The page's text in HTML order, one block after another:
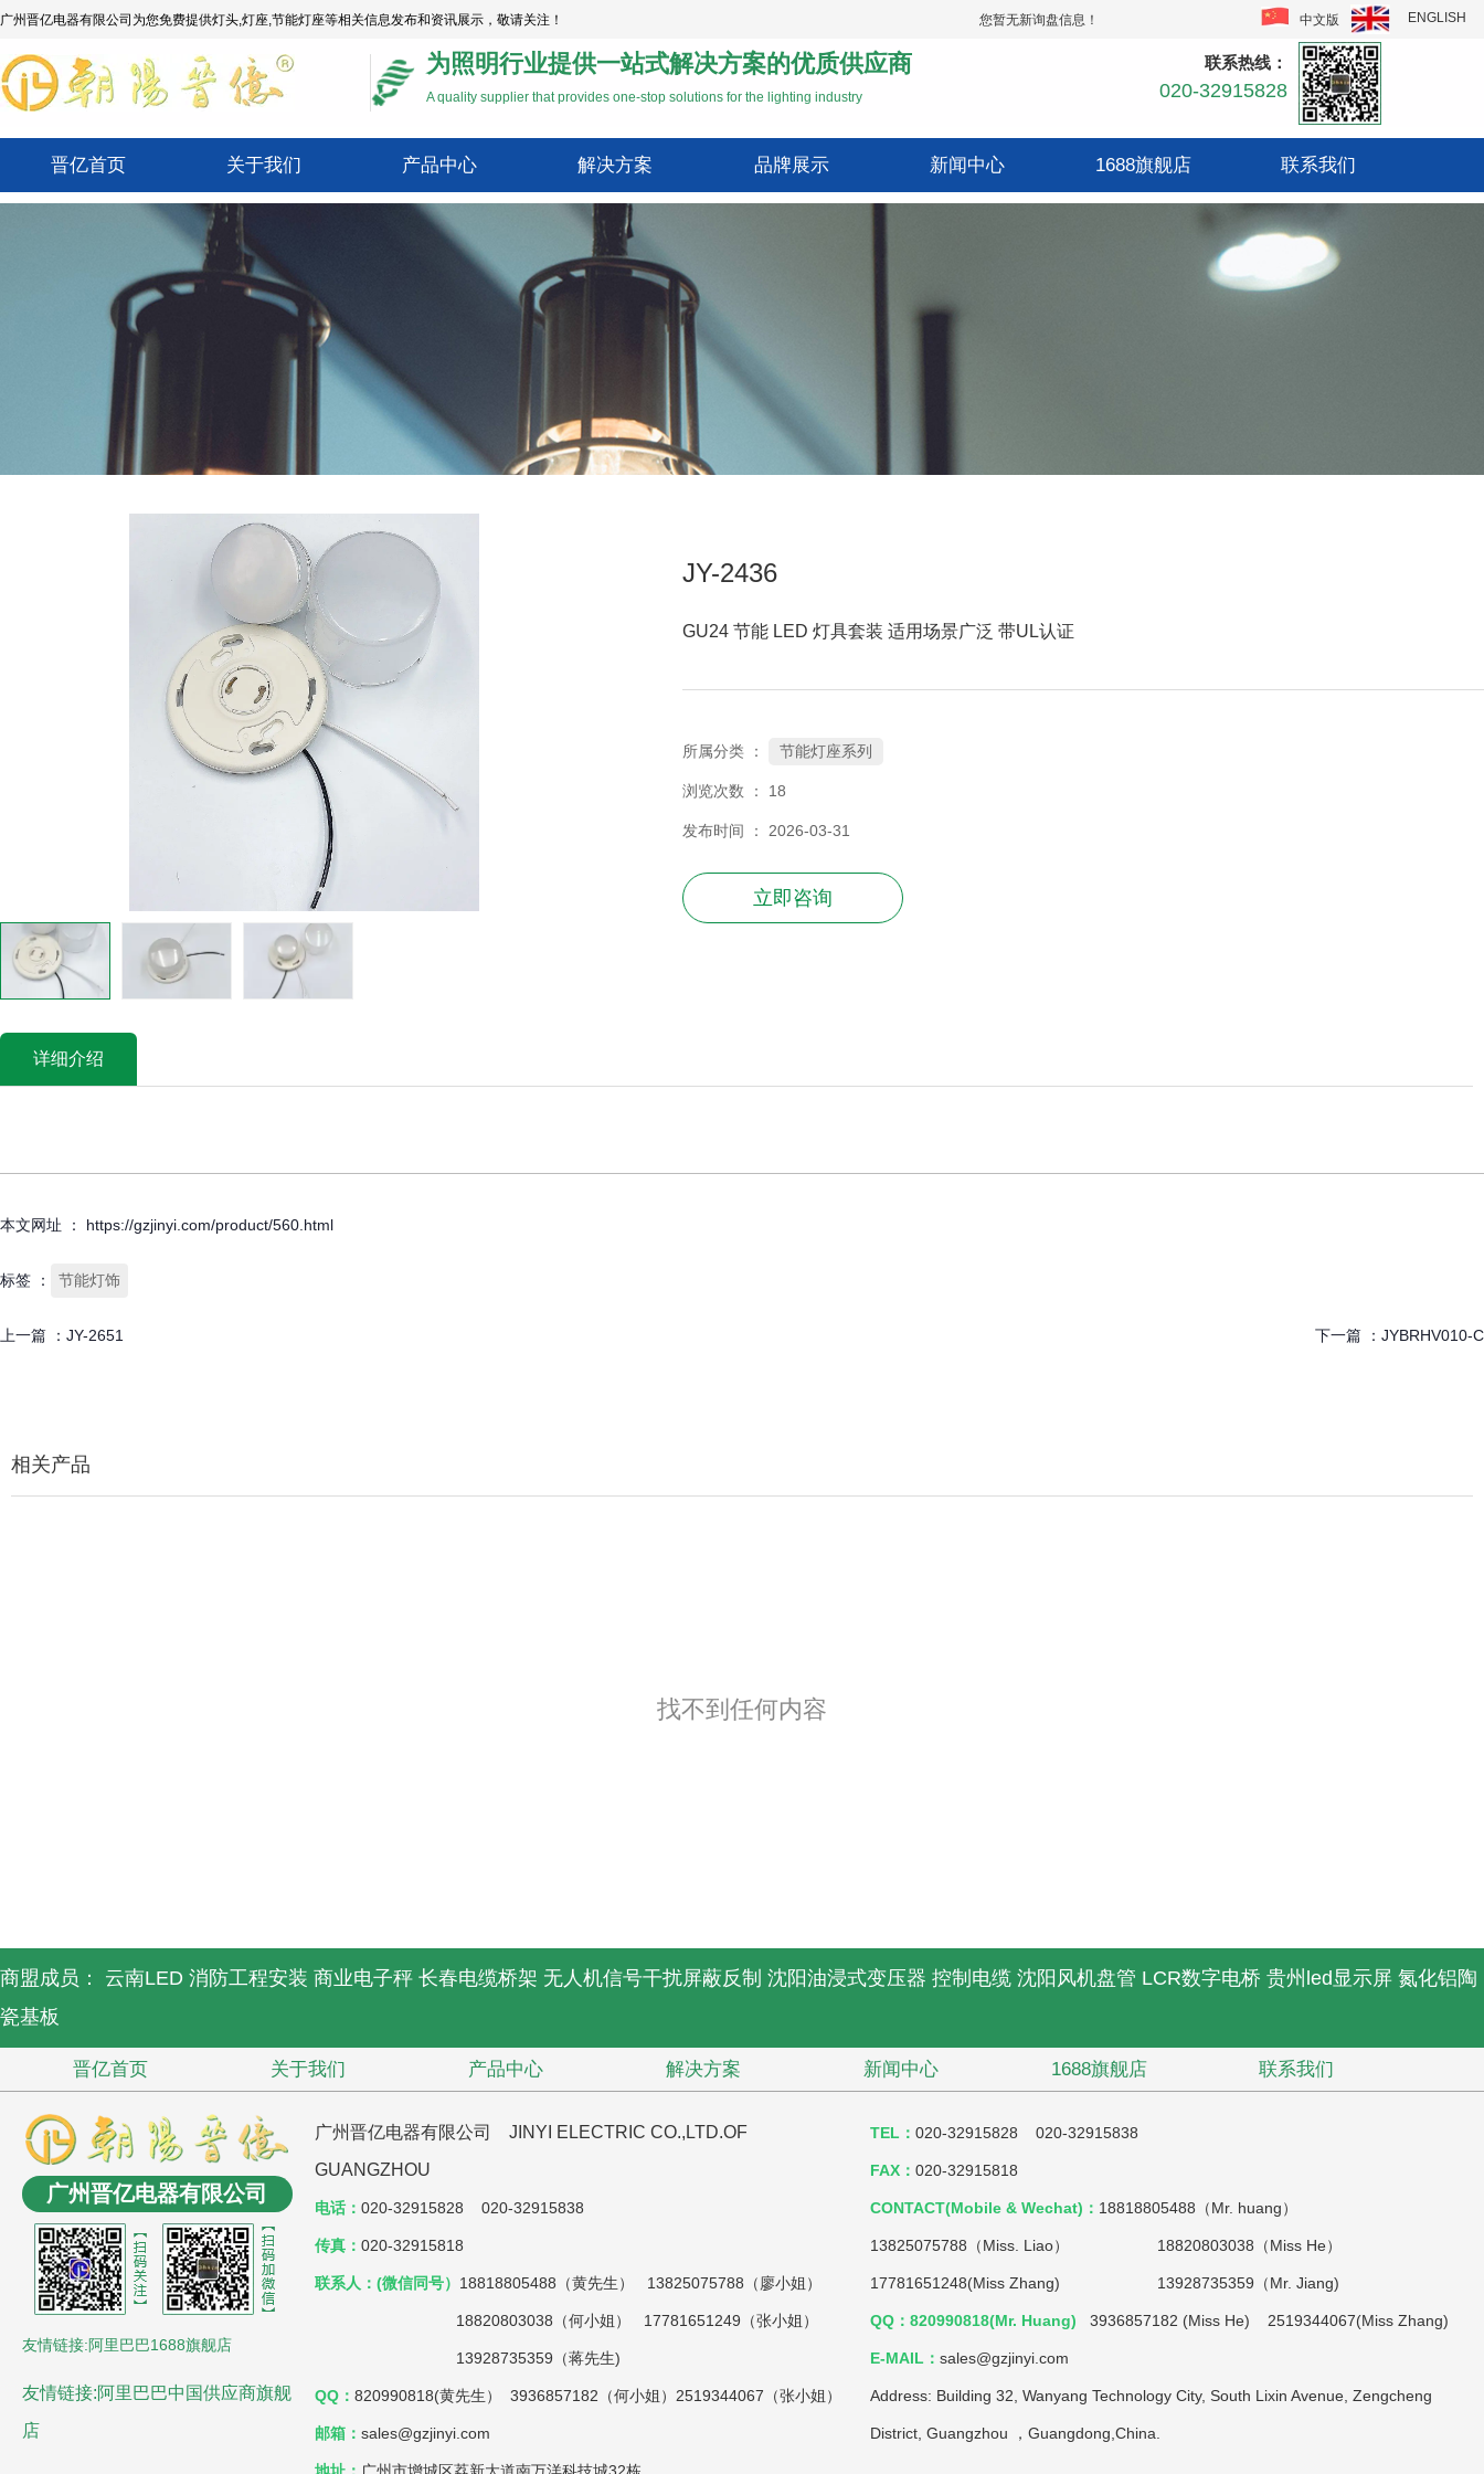
广州晋亿电器有限公司为您免费提供灯头,灯座,节能灯座等相关信息发布和资讯展示，敬请关注！ 您暂无新询盘信息！ 中文版 ENGLISH
为照明行业提供一站式解决方案的优质供应商
A quality supplier that provides one-stop solutions for the lighting industry
联系热线：
020-32915828
晋亿首页 关于我们 产品中心 解决方案 品牌展示 新闻中心 1688旗舰店 联系我们
JY-2436
GU24 节能 LED 灯具套装 适用场景广泛 带UL认证
所属分类 ： 节能灯座系列
浏览次数 ： 18
发布时间 ： 2026-03-31
立即咨询
详细介绍
本文网址 ： https://gzjinyi.com/product/560.html
标签 ： 节能灯饰
上一篇 ： JY-2651 下一篇 ： JYBRHV010-C
相关产品
找不到任何内容
商盟成员： 云南LED 消防工程安装 商业电子秤 长春电缆桥架 无人机信号干扰屏蔽反制 沈阳油浸式变压器 控制电缆 沈阳风机盘管 LCR数字电桥 贵州led显示屏 氮化铝陶
瓷基板
晋亿首页 关于我们 产品中心 解决方案 新闻中心 1688旗舰店 联系我们
广州晋亿电器有限公司
友情链接:阿里巴巴1688旗舰店
友情链接:阿里巴巴中国供应商旗舰
店
广州晋亿电器有限公司 JINYI ELECTRIC CO.,LTD.OF
GUANGZHOU
电话： 020-32915828 020-32915838
传真： 020-32915818
联系人：(微信同号） 18818805488（黄先生） 13825075788（廖小姐）
18820803038（何小姐） 17781651249（张小姐）
13928735359（蒋先生)
QQ： 820990818(黄先生） 3936857182（何小姐）2519344067（张小姐）
邮箱： sales@gzjinyi.com
TEL： 020-32915828 020-32915838
FAX： 020-32915818
CONTACT(Mobile & Wechat)： 18818805488（Mr. huang）
13825075788（Miss. Liao） 18820803038（Miss He）
17781651248(Miss Zhang) 13928735359（Mr. Jiang)
QQ：820990818(Mr. Huang) 3936857182 (Miss He) 2519344067(Miss Zhang)
E-MAIL： sales@gzjinyi.com
Address: Building 32, Wanyang Technology City, South Lixin Avenue, Zengcheng
District, Guangzhou ，Guangdong,China.